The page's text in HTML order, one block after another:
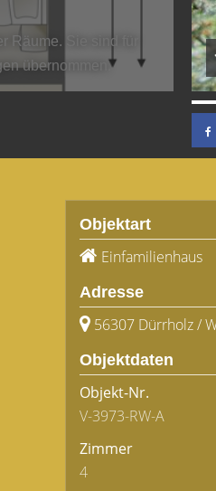
Sie sind für
übernommen.
Objektart
Einfamilienhaus
Adresse
56307 Dürrholz /
Objektdaten
Objekt-Nr.
V-3973-RW-A
Zimmer
4